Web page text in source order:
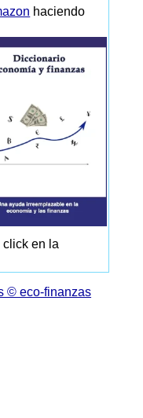
haciendo
click en la
© eco-finanzas